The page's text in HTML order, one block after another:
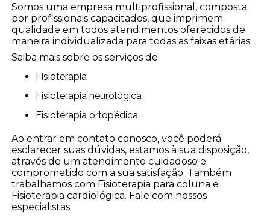
Somos uma empresa multiprofissional, composta
por profissionais capacitados, que imprimem
qualidade em todos atendimentos oferecidos de
maneira individualizada para todas as faixas etárias.
Saiba mais sobre os serviços de:
Fisioterapia
Fisioterapia neurológica
Fisioterapia ortopédica
Ao entrar em contato conosco, você poderá
esclarecer suas dúvidas, estamos à sua disposição,
através de um atendimento cuidadoso e
comprometido com a sua satisfação. Também
trabalhamos com Fisioterapia para coluna e
Fisioterapia cardiológica. Fale com nossos
especialistas.